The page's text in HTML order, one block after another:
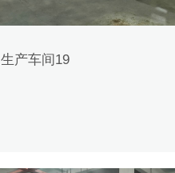
生产车间19